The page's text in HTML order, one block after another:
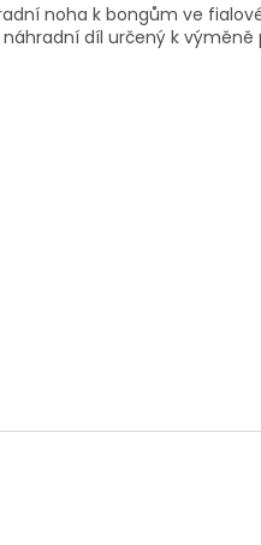
noha k bongům ve
náhradní díl určený k